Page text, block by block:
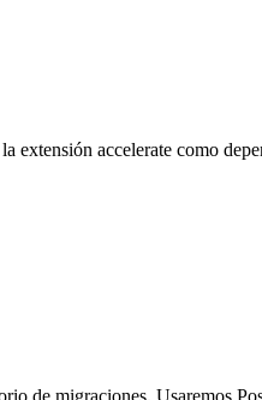
extensión accelerate como
de migraciones. Usaremos